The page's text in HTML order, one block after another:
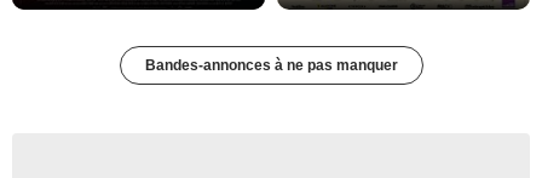
Bandes-annonces à ne pas manquer